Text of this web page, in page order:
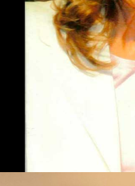
G.Abboud - SS dalai Lama -